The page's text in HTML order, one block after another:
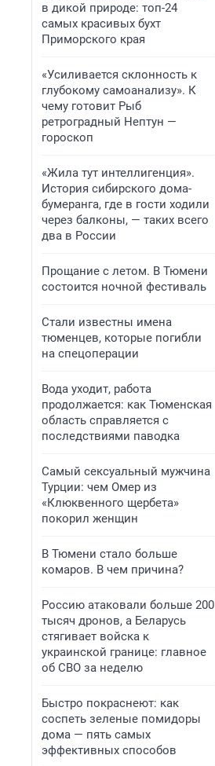
в дикой природе: топ-24
самых красивых бухт
Приморского края
«Усиливается склонность к
глубокому самоанализу». К
чему готовит Рыб
ретроградный Нептун —
гороскоп
«Жила тут интеллигенция».
История сибирского дома-
бумеранга, где в гости ходили
через балконы, — таких всего
два в России
Прощание с летом. В Тюмени
состоится ночной фестиваль
Стали известны имена
тюменцев, которые погибли
на спецоперации
Вода уходит, работа
продолжается: как Тюменская
область справляется с
последствиями паводка
Самый сексуальный мужчина
Турции: чем Омер из
«Клюквенного щербета»
покорил женщин
В Тюмени стало больше
комаров. В чем причина?
Россию атаковали больше 200
тысяч дронов, а Беларусь
стягивает войска к
украинской границе: главное
об СВО за неделю
Быстро покраснеют: как
соспеть зеленые помидоры
дома — пять самых
эффективных способов